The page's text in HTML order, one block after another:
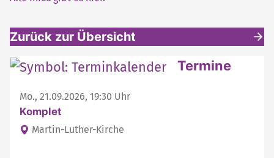
Zurück zur Übersicht
Weitere interessante Inhalte Termine
Mo., 21.09.2026, 19:30 Uhr
Komplet
Martin-Luther-Kirche